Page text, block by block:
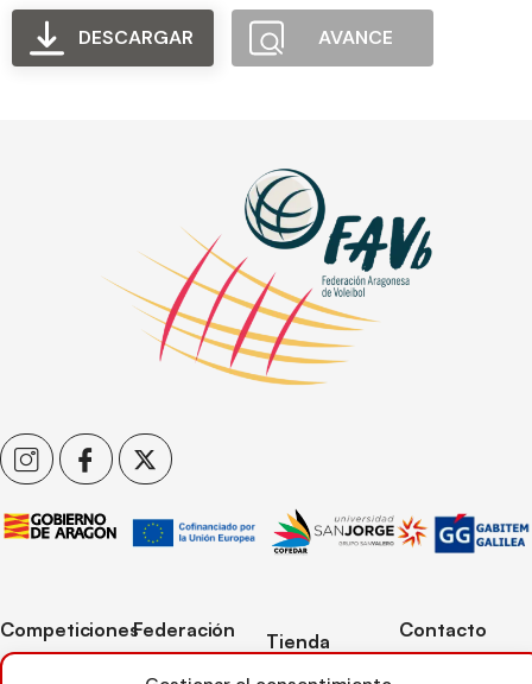
DESCARGAR AVANCE
Competiciones
Competiciones
Federación
Tienda
Mi cuenta
Contacto